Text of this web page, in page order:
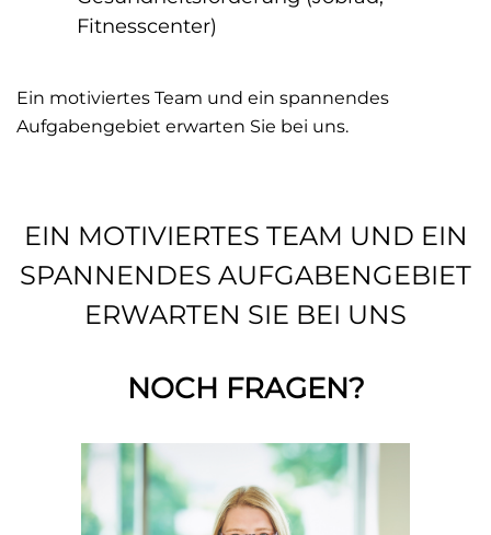
Fitnesscenter)
Ein motiviertes Team und ein spannendes
Aufgabengebiet erwarten Sie bei uns.
EIN MOTIVIERTES TEAM UND EIN
SPANNENDES AUFGABENGEBIET
ERWARTEN SIE BEI UNS
NOCH FRAGEN?